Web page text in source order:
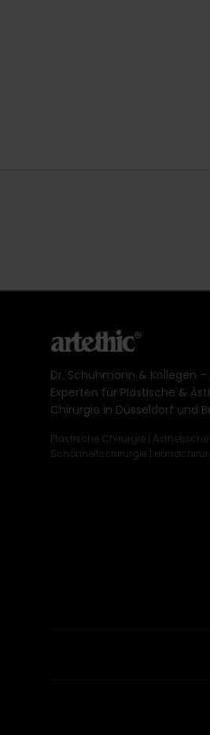
Dr. Schuhmann & Kollegen –
Experten für Plastische &
Chirurgie in Düsseldorf und
Plastische Chirurgie | Ästhetische
Schönheitschirurgie |